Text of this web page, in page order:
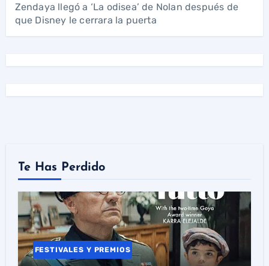
Zendaya llegó a ‘La odisea’ de Nolan después de
que Disney le cerrara la puerta
Te Has Perdido
FESTIVALES Y PREMIOS